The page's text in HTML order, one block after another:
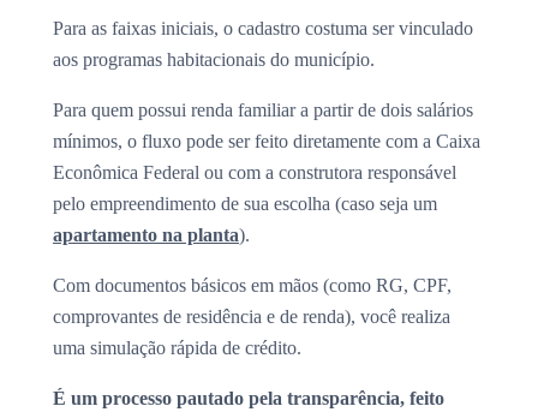
Para as faixas iniciais, o cadastro costuma ser vinculado
aos programas habitacionais do município.
Para quem possui renda familiar a partir de dois salários
mínimos, o fluxo pode ser feito diretamente com a Caixa
Econômica Federal ou com a construtora responsável
pelo empreendimento de sua escolha (caso seja um
apartamento na planta).
Com documentos básicos em mãos (como RG, CPF,
comprovantes de residência e de renda), você realiza
uma simulação rápida de crédito.
É um processo pautado pela transparência, feito